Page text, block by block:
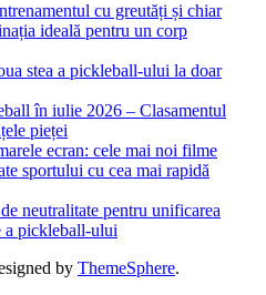
cu greutăți și chiar
ideală pentru un corp
stea a pickleball-ului la doar
în iulie 2026 – Clasamentul
pieței
ecran: cele mai noi filme
sportului cu cea mai rapidă
neutralitate pentru unificarea
a pickleball-ului
by ThemeSphere.